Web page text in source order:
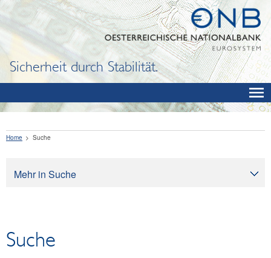
Sicherheit durch Stabilität.
Mehr in Suche
Home Suche
Suche